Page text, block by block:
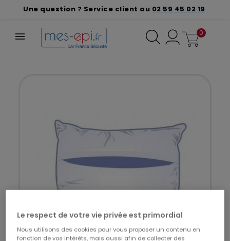
Une question ? Service client au 02 59 45 02 19
0
Le respect de votre vie privée est primordial
Nous utilisons des cookies pour vous proposer un contenu en
fonction de vos intérêts, mais aussi afin de collecter des